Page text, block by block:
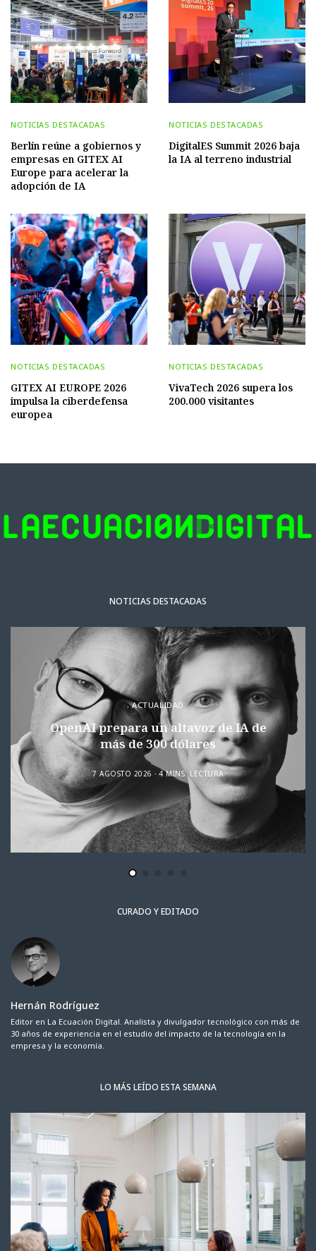
NOTICIAS DESTACADAS
Berlín reúne a gobiernos y
empresas en GITEX AI
Europe para acelerar la
adopción de IA
NOTICIAS DESTACADAS
DigitalES Summit 2026 baja
la IA al terreno industrial
NOTICIAS DESTACADAS
GITEX AI EUROPE 2026
impulsa la ciberdefensa
europea
NOTICIAS DESTACADAS
VivaTech 2026 supera los
200.000 visitantes
NOTICIAS DESTACADAS
ACTUALIDAD
OpenAI prepara un altavoz de IA de
más de 300 dólares
7 AGOSTO 2026 4 MINS. LECTURA
CURADO Y EDITADO
Hernán Rodríguez
Editor en La Ecuación Digital. Analista y divulgador tecnológico con más de
30 años de experiencia en el estudio del impacto de la tecnología en la
empresa y la economía.
LO MÁS LEÍDO ESTA SEMANA